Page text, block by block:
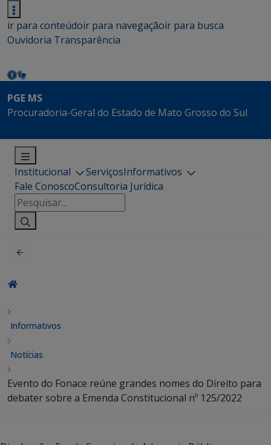
ir para conteúdoir para navegaçãoir para busca
Ouvidoria Transparência
PGE MS
Procuradoria-Geral do Estado de Mato Grosso do Sul
Institucional ServiçosInformativos
Fale ConoscoConsultoria Jurídica
Pesquisar
por:
Informativos
Notícias
Evento do Fonace reúne grandes nomes do Direito para
debater sobre a Emenda Constitucional nº 125/2022